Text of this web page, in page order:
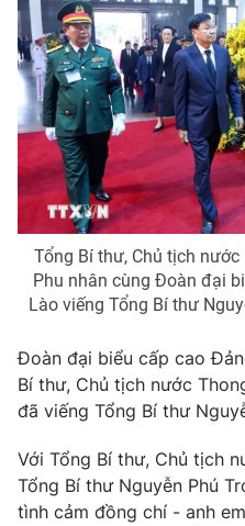
Hậu trường
Nhân vật
Khán giả
Giải sao mai
Điện ảnh
Âm nhạc
Sao
Đời sống
Du lịch
Làm đẹp
Chất lượng cuộc sống
Giáo dục
Tuyển sinh
Học trực tuyến
Công nghệ
Hitech Công nghệ tương lai
Sản phẩm
Thị trường
Tư vấn
Giao lưu trực tuyến
Lịch phát sóng
Chuyên mục khác
Emagazine
Photo
Tổng Bí thư, Chủ tịch
Phu nhân cùng Đoàn đại
Lào viếng Tổng Bí thư
Đoàn đại biểu cấp cao
Bí thư, Chủ tịch nước
đã viếng Tổng Bí thư
Với Tổng Bí thư, Chủ tịch
Tổng Bí thư Nguyễn Phú
tình cảm đồng chí - anh